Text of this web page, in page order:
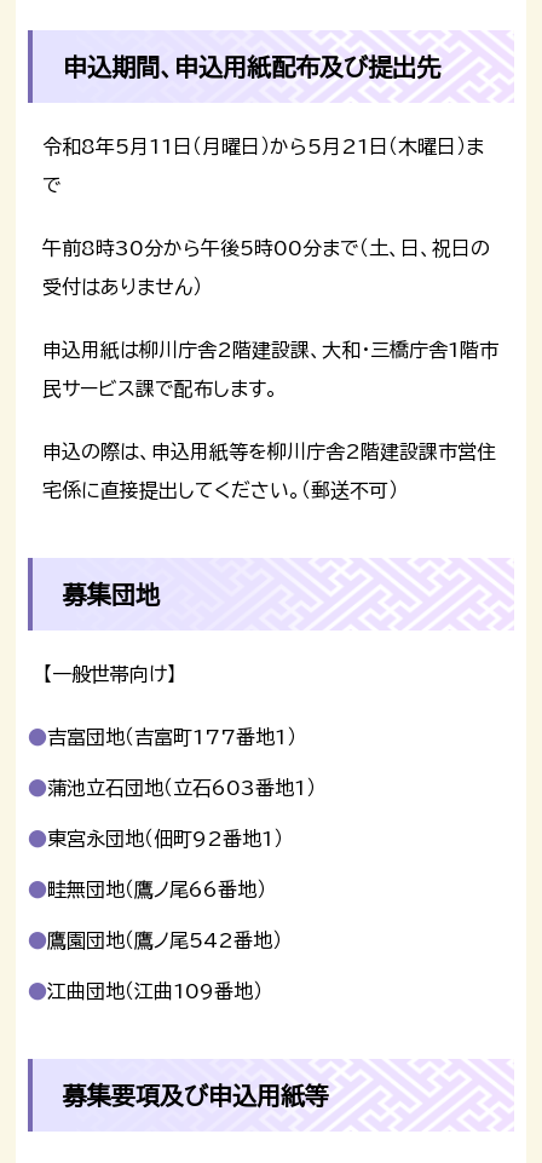
申込期間、申込用紙配布及び提出先
令和8年5月11日（月曜日）から5月21日（木曜日）ま
で
午前8時30分から午後5時00分まで（土、日、祝日の
受付はありません）
申込用紙は柳川庁舎2階建設課、大和・三橋庁舎1階市
民サービス課で配布します。
申込の際は、申込用紙等を柳川庁舎2階建設課市営住
宅係に直接提出してください。（郵送不可）
募集団地
【一般世帯向け】
吉富団地（吉富町177番地1）
蒲池立石団地（立石603番地1）
東宮永団地（佃町92番地1）
畦無団地（鷹ノ尾66番地）
鷹園団地（鷹ノ尾542番地）
江曲団地（江曲109番地）
募集要項及び申込用紙等